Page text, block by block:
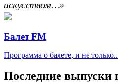
искусством…»
Балет FM
Программа о балете, и не
Последние выпуски